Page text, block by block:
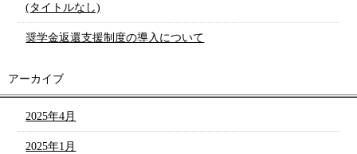
(タイトルなし)
奨学金返還支援制度の導入について
アーカイブ
2025年4月
2025年1月